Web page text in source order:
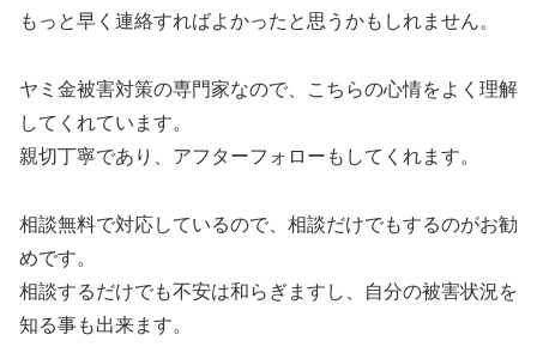
もっと早く連絡すればよかったと思うかもしれません。
ヤミ金被害対策の専門家なので、こちらの心情をよく理解
してくれています。
親切丁寧であり、アフターフォローもしてくれます。
相談無料で対応しているので、相談だけでもするのがお勧
めです。
相談するだけでも不安は和らぎますし、自分の被害状況を
知る事も出来ます。